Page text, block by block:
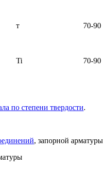
т 70-90
Ti 70-90
по степени твердости.
, запорной